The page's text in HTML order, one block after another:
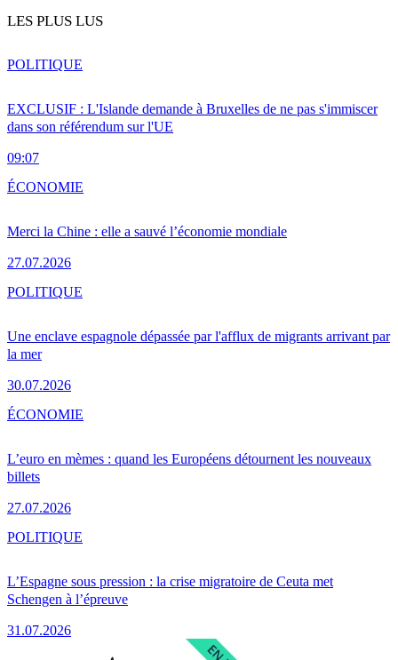
LES PLUS LUS
EXCLUSIF : L'Islande demande à Bruxelles de ne pas s'immiscer
dans son référendum sur l'UE
09:07
POLITIQUE
Merci la Chine : elle a sauvé l’économie mondiale
27.07.2026
ÉCONOMIE
Une enclave espagnole dépassée par l'afflux de migrants arrivant par
la mer
30.07.2026
POLITIQUE
L’euro en mèmes : quand les Européens détournent les nouveaux
billets
27.07.2026
ÉCONOMIE
L’Espagne sous pression : la crise migratoire de Ceuta met
Schengen à l’épreuve
31.07.2026
POLITIQUE